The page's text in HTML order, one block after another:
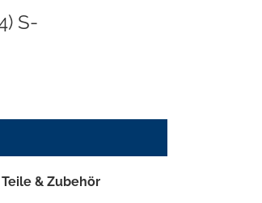
S-
Teile & Zubehör